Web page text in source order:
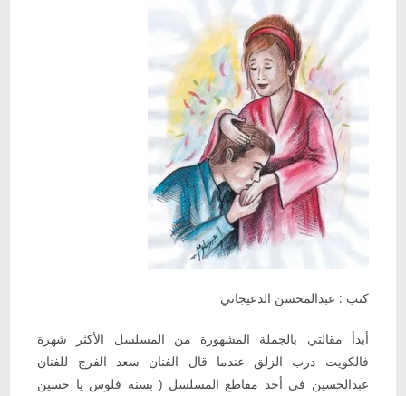
كتب : عبدالمحسن الدعيجاني
أبدأ مقالتي بالجملة المشهورة من المسلسل الأكثر شهرة
فالكويت درب الزلق عندما قال الفنان سعد الفرج للفنان
عبدالحسين في أحد مقاطع المسلسل ( بسنه فلوس يا حسين